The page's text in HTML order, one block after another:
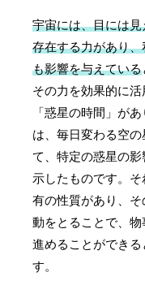
宇宙には、目には
存在する力があり
も影響を与えている
その力を効果的に
「惑星の時間」が
は、毎日変わる空
て、特定の惑星の
示したものです。
有の性質があり、
動をとることで、
進めることができる
す。